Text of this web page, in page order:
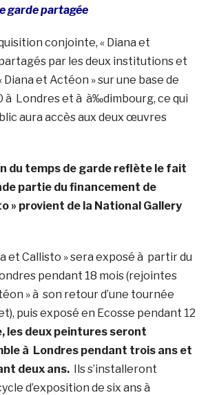
garde partagée
conjointe, « Diana et
par les deux institutions et
et Actéon » sur une base de
à Londres et à à‰dimbourg, ce qui
aura accès aux deux œuvres
du temps de garde reflète le fait
partie du financement de
» provient de la National Gallery
et Callisto » sera exposé à partir du
pendant 18 mois (rejointes
» à son retour d’une tournée
puis exposé en Ecosse pendant 12
les deux peintures seront
à Londres pendant trois ans et
deux ans.Ils s’installeront
d’exposition de six ans à